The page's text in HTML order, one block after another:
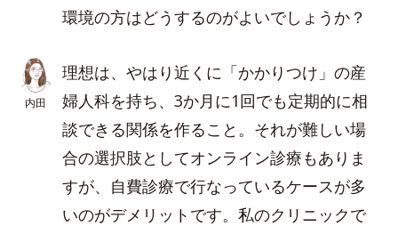
環境の方はどうするのがよいでしょうか？
内田
理想は、やはり近くに「かかりつけ」の産
婦人科を持ち、3か月に1回でも定期的に相
談できる関係を作ること。それが難しい場
合の選択肢としてオンライン診療もありま
すが、自費診療で行なっているケースが多
いのがデメリットです。私のクリニックで